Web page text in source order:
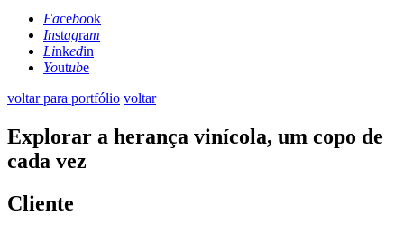
Facebook
Instagram
Linkedin
Youtube
voltar para portfólio voltar
Explorar a herança vinícola, um copo de
cada vez
Cliente